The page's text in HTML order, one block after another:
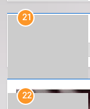
Arsip
21
22